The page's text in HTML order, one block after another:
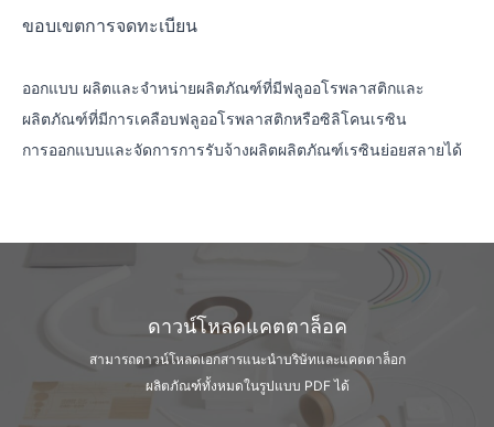
ขอบเขตการจดทะเบียน
ออกแบบ ผลิตและจำหน่ายผลิตภัณฑ์ที่มีฟลูออโรพลาสติกและ
ผลิตภัณฑ์ที่มีการเคลือบฟลูออโรพลาสติกหรือซิลิโคนเรซิน
การออกแบบและจัดการการรับจ้างผลิตผลิตภัณฑ์เรซินย่อยสลายได้
ดาวน์โหลดแคตตาล็อค
สามารถดาวน์โหลดเอกสารแนะนำบริษัทและแคตตาล็อก
ผลิตภัณฑ์ทั้งหมดในรูปแบบ PDF ได้